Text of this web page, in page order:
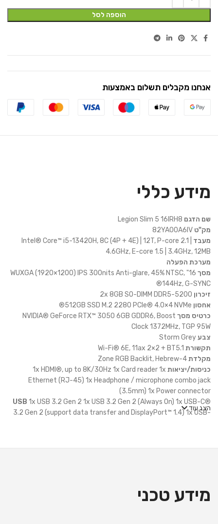
הוספה לסל
אנחנו מקבלים תשלום באמצעות
מידע כללי
שם הדגם Legion Slim 5 16IRH8
מק"ט 82YA00A6IV
מעבד
Intel® Core™ i5-13420H, 8C (4P + 4E) | 12T, P-core 2.1 |
4.6GHz, E-core 1.5 | 3.4GHz, 12MB
מערכת הפעלה
מסך
16" WUXGA (1920×1200) IPS 300nits Anti-glare, 45% NTSC,
144Hz, G-SYNC®
זיכרון 2x 8GB SO-DIMM DDR5-5200
אחסון 512GB SSD M.2 2280 PCIe® 4.0×4 NVMe®
כרטיס מסך NVIDIA® GeForce RTX™ 3050 6GB GDDR6, Boost
Clock 1372MHz, TGP 95W
צבעStorm Grey
תקשורת Wi-Fi® 6E, 11ax 2×2 + BT5.1
מקלדת4-Zone RGB Backlit, Hebrew
כניסות/יציאות 1x HDMI®, up to 8K/30Hz 1x Card reader 1x
Ethernet (RJ-45) 1x Headphone / microphone combo jack
(3.5mm) 1x Power connector
USB 1x USB 3.2 Gen 2 1x USB 3.2 Gen 2 (Always On) 1x USB-C®
3.2 Gen 2 (support data transfer and DisplayPort™ 1.4) 1x USB-
הצג עוד
מידע טכני